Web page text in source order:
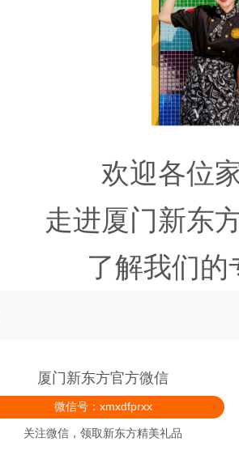
欢迎各位
走进厦门新东
了解我们的
厦门新东方官方微信
微信号：xmxdfprxx
关注微信，领取新东方精美礼品